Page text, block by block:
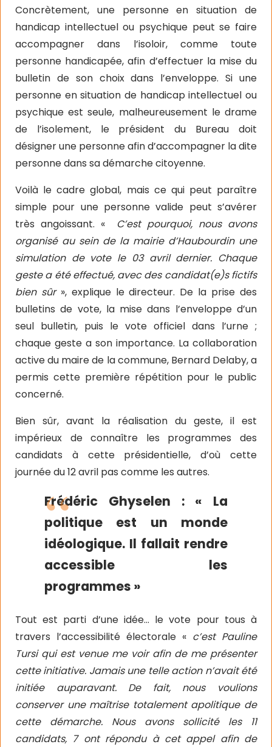
Concrètement, une personne en situation de
handicap intellectuel ou psychique peut se faire
accompagner dans l’isoloir, comme toute
personne handicapée, afin d’effectuer la mise du
bulletin de son choix dans l’enveloppe. Si une
personne en situation de handicap intellectuel ou
psychique est seule, malheureusement le drame
de l’isolement, le président du Bureau doit
désigner une personne afin d’accompagner la dite
personne dans sa démarche citoyenne.
Voilà le cadre global, mais ce qui peut paraître
simple pour une personne valide peut s’avérer
très angoissant. «
C’est pourquoi, nous avons
organisé au sein de la mairie d’Haubourdin une
simulation de vote le 03 avril dernier. Chaque
geste a été effectué, avec des candidat(e)s fictifs
bien sûr », explique le directeur. De la prise des
bulletins de vote, la mise dans l’enveloppe d’un
seul bulletin, puis le vote officiel dans l’urne ;
chaque geste a son importance. La collaboration
active du maire de la commune, Bernard Delaby, a
permis cette première répétition pour le public
concerné.
Bien sûr, avant la réalisation du geste, il est
impérieux de connaître les programmes des
candidats à cette présidentielle, d’où cette
journée du 12 avril pas comme les autres.
Frédéric Ghyselen : « La
politique est un monde
idéologique. Il fallait rendre
accessible les
programmes »
Tout est parti d’une idée… le vote pour tous à
travers l’accessibilité électorale « c’est Pauline
Tursi qui est venue me voir afin de me présenter
cette initiative. Jamais une telle action n’avait été
initiée auparavant. De fait, nous voulions
conserver une maîtrise totalement apolitique de
cette démarche. Nous avons sollicité les 11
candidats, 7 ont répondu à cet appel afin de